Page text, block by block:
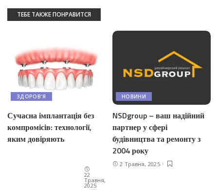
ТЕБЕ ТАКЖЕ ПОНРАВИТСЯ
ЗДОРОВ'Я
Сучасна імплантація без
компромісів: технології,
яким довіряють
22
Травня,
2025
НОВИНИ
NSDgroup – ваш надійний
партнер у сфері
будівництва та ремонту з
2004 року
2 Травня, 2025